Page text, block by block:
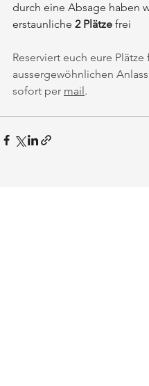
durch eine Absage haben
erstaunliche 2 Plätze frei
Reserviert euch eure Plätze
aussergewöhnlichen
sofort per mail.